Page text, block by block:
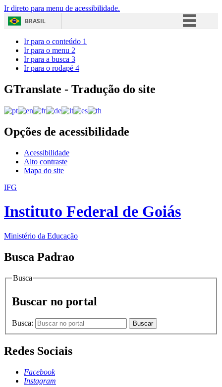
Ir direto para menu de acessibilidade.
BRASIL
Acesso à informação
Ir para o conteúdo 1
Ir para o menu 2
Ir para a busca 3
Ir para o rodapé 4
GTranslate - Tradução do site
Opções de acessibilidade
Acessibilidade
Alto contraste
Mapa do site
IFG
Instituto Federal de Goiás
Ministério da Educação
Busca Padrao
Busca
Buscar no portal
Busca: Buscar
Redes Sociais
Facebook
Instagram